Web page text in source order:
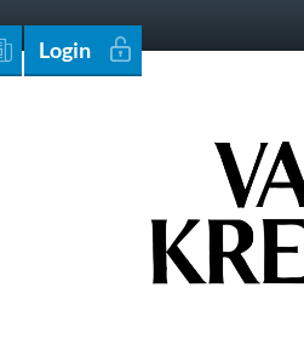
Login